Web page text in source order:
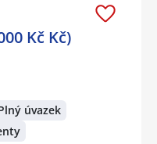
Kč Kč)
úvazek